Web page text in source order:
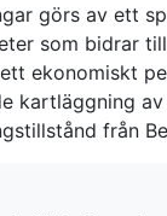
görs av ett
som bidrar
ekonomiskt
kartläggning
från